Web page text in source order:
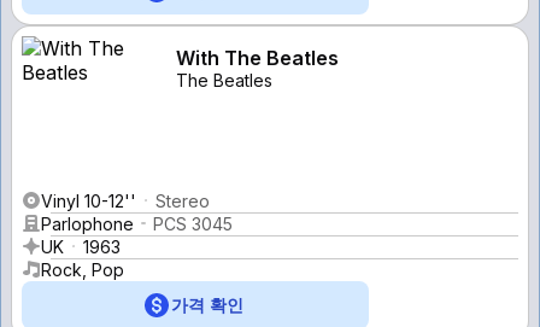
With The Beatles
The Beatles
Vinyl 10-12''
Stereo
Parlophone
PCS 3045
UK
1963
Rock, Pop
가격 확인